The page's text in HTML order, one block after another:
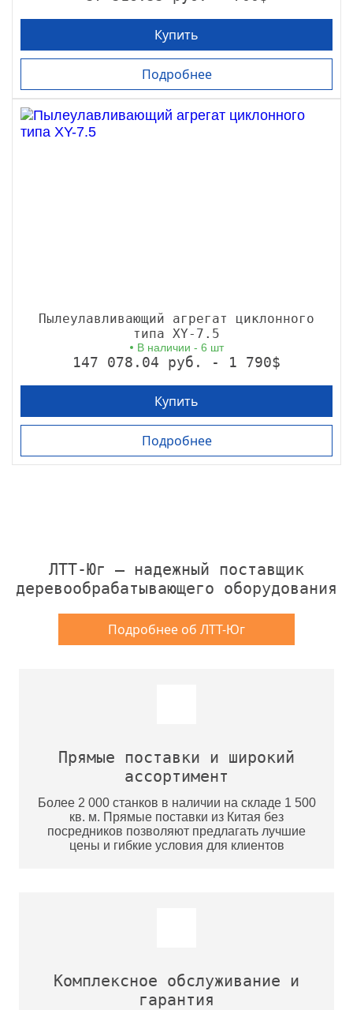
Купить
Подробнее
Пылеулавливающий агрегат циклонного
типа XY-7.5
В наличии - 6 шт
147 078.04 руб. - 1 790$
Купить
Подробнее
ЛТТ-Юг — надежный поставщик
деревообрабатывающего оборудования
Подробнее об ЛТТ-Юг
Прямые поставки и широкий
ассортимент
Более 2 000 станков в наличии на складе 1 500
кв. м. Прямые поставки из Китая без
посредников позволяют предлагать лучшие
цены и гибкие условия для клиентов
Комплексное обслуживание и
гарантия